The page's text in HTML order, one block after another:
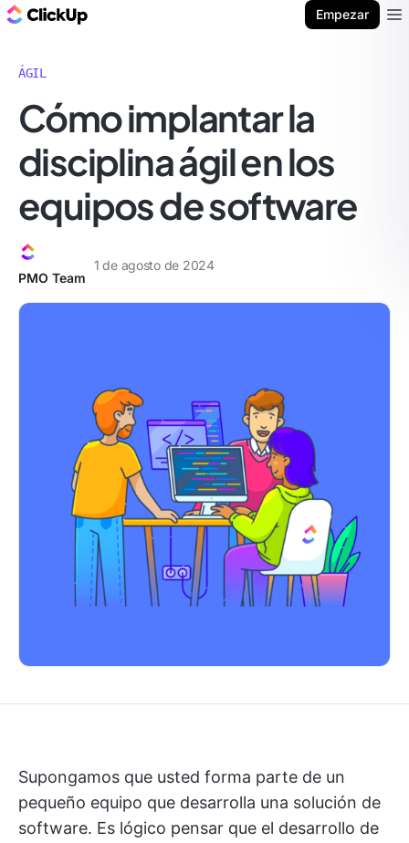
Empezar
ÁGIL
Cómo implantar la
disciplina ágil en los
equipos de software
PMO Team
1 de agosto de 2024
Supongamos que usted forma parte de un
pequeño equipo que desarrolla una solución de
software. Es lógico pensar que el desarrollo de